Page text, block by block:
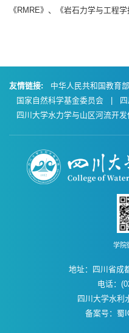
《RMRE》、《岩石力学与工程
友情链接: 中华人民共和国教育部
国家自然科学基金委员会
|
四川大学水力学与山区河流开
地址：四川省成
电话：
四川大学水利
备案号：蜀
学院